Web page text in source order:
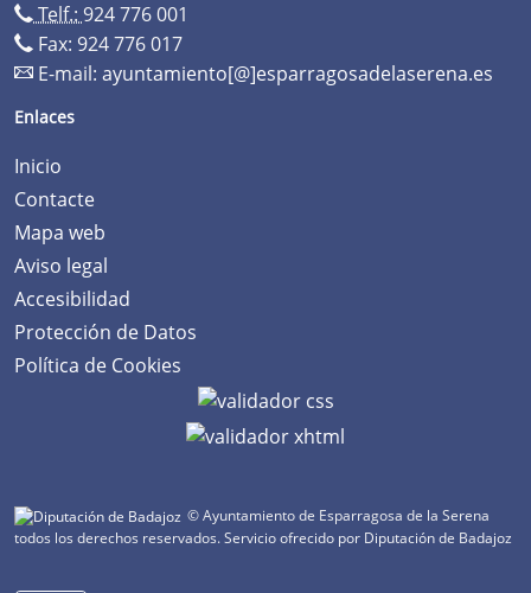
Telf.: 924 776 001
Fax: 924 776 017
E-mail: ayuntamiento[@]esparragosadelaserena.es
Enlaces
Inicio
Contacte
Mapa web
Aviso legal
Accesibilidad
Protección de Datos
Política de Cookies
© Ayuntamiento de Esparragosa de la Serena
todos los derechos reservados.Servicio ofrecido por Diputación de Badajoz